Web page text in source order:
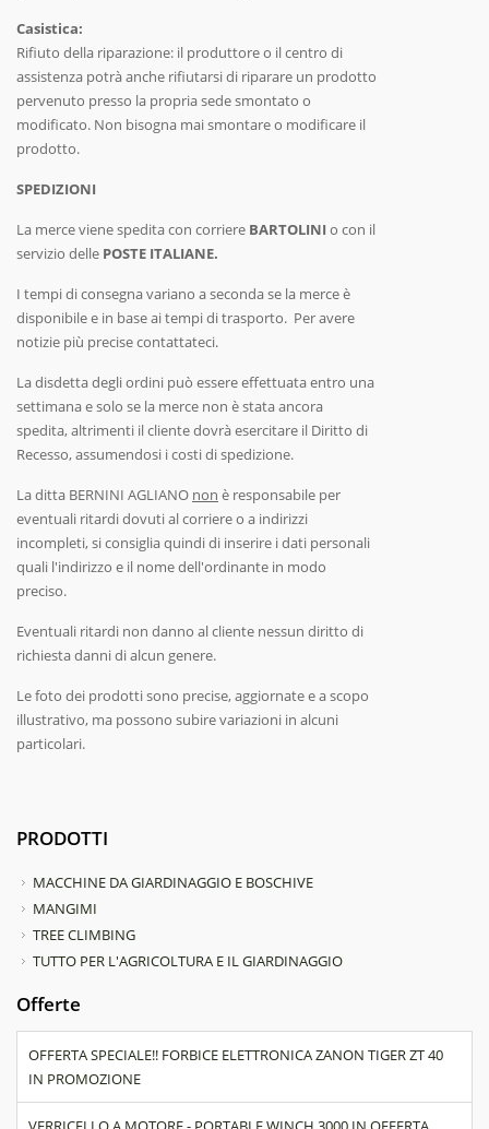
Casistica:
Rifiuto della riparazione: il produttore o il centro di
assistenza potrà anche rifiutarsi di riparare un prodotto
pervenuto presso la propria sede smontato o
modificato. Non bisogna mai smontare o modificare il
prodotto.
SPEDIZIONI
La merce viene spedita con corriere BARTOLINI o con il
servizio delle POSTE ITALIANE.
I tempi di consegna variano a seconda se la merce è
disponibile e in base ai tempi di trasporto. Per avere
notizie più precise contattateci.
La disdetta degli ordini può essere effettuata entro una
settimana e solo se la merce non è stata ancora
spedita, altrimenti il cliente dovrà esercitare il Diritto di
Recesso, assumendosi i costi di spedizione.
La ditta BERNINI AGLIANO non è responsabile per
eventuali ritardi dovuti al corriere o a indirizzi
incompleti, si consiglia quindi di inserire i dati personali
quali l'indirizzo e il nome dell'ordinante in modo
preciso.
Eventuali ritardi non danno al cliente nessun diritto di
richiesta danni di alcun genere.
Le foto dei prodotti sono precise, aggiornate e a scopo
illustrativo, ma possono subire variazioni in alcuni
particolari.
PRODOTTI
MACCHINE DA GIARDINAGGIO E BOSCHIVE
MANGIMI
TREE CLIMBING
TUTTO PER L'AGRICOLTURA E IL GIARDINAGGIO
Offerte
OFFERTA SPECIALE!! FORBICE ELETTRONICA ZANON TIGER ZT 40
IN PROMOZIONE